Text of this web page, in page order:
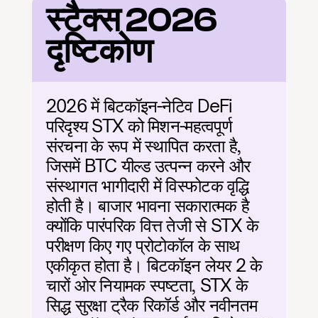
स्टैक्स 2026
दृष्टिकोण
2026 में बिटकॉइन-नेटिव DeFi
परिदृश्य STX को मिशन-महत्वपूर्ण
संरचना के रूप में स्थापित करता है,
जिसमें BTC यील्ड उत्पन्न करने और
संस्थागत भागीदारी में विस्फोटक वृद्धि
होती है। बाजार भावना सकारात्मक है
क्योंकि पारंपरिक वित्त तेजी से STX के
परीक्षण किए गए प्रोटोकॉल के साथ
एकीकृत होता है। बिटकॉइन लेयर 2 के
चारों ओर नियामक स्पष्टता, STX के
सिद्ध सुरक्षा ट्रैक रिकॉर्ड और नवीनतम